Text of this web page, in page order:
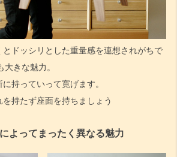
ドッシリとした重量感を連想されがちで
きな魅力。
持っていって寛げます。
持たず座面を持ちましょう
よってまったく異なる魅力